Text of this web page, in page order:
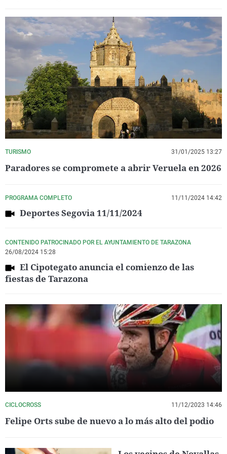
TURISMO 31/01/2025 13:27
Paradores se compromete a abrir Veruela en 2026
PROGRAMA COMPLETO 11/11/2024 14:42
Deportes Segovia 11/11/2024
CONTENIDO PATROCINADO POR EL AYUNTAMIENTO DE TARAZONA
26/08/2024 15:28
El Cipotegato anuncia el comienzo de las
fiestas de Tarazona
CICLOCROSS 11/12/2023 14:46
Felipe Orts sube de nuevo a lo más alto del podio